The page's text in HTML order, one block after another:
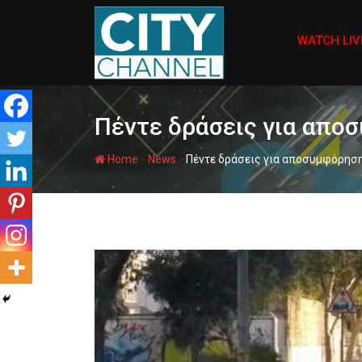
WATCH
Πέντε δράσεις για
Home - News - Πέντε δράσεις για